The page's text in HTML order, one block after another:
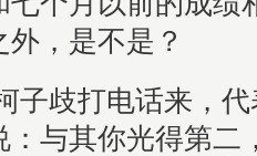
，是不是？
子歧打电话来，
：与其你光得第二